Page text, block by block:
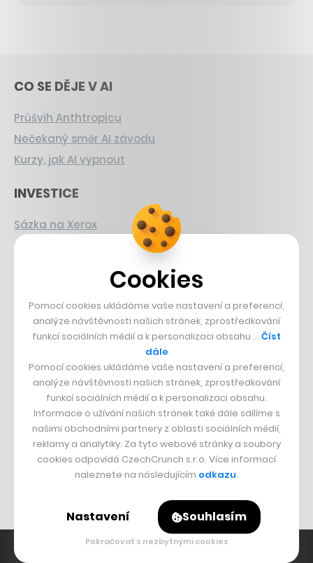
CO SE DĚJE V AI
Průšvih Anthtropicu
Nečekaný směr AI závodu
Kurzy, jak AI vypnout
INVESTICE
Sázka na Xerox
Strnad v Pirelli
PŘÍBĚHY Z GASTRA
Boční projekt, co se zvrtnul
Francouzský šéfkuchař na Šumavě
Dva golfisti, co pečou
DESIGN
Bomma není tichá
Originální hodinky
Nábytek z betonu
Cookies
Pomocí cookies ukládáme vaše nastavení a preferencí,
analýze návštěvnosti našich stránek, zprostředkování
funkcí sociálních médií a k personalizaci obsahu … Číst
dále
Pomocí cookies ukládáme vaše nastavení a preferencí,
analýze návštěvnosti našich stránek, zprostředkování
funkcí sociálních médií a k personalizaci obsahu.
Informace o užívání našich stránek také dále sdílíme s
našimi obchodními partnery z oblasti sociálních médií,
reklamy a analytiky. Za tyto webové stránky a soubory
cookies odpovídá CzechCrunch s.r.o. Více informací
naleznete na následujícím odkazu.
Nastavení Souhlasím
Pokračovat s nezbytnými cookies